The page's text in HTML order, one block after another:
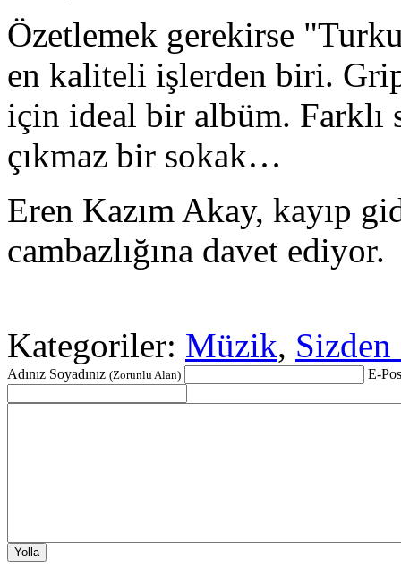
Özetlemek gerekirse
en kaliteli işlerden biri.
için ideal bir albüm. Farklı
çıkmaz bir sokak…
Eren Kazım Akay, kayıp
cambazlığına davet ediyor.
Kategoriler: Müzik,
Adınız Soyadınız (Zorunlu Alan) E-